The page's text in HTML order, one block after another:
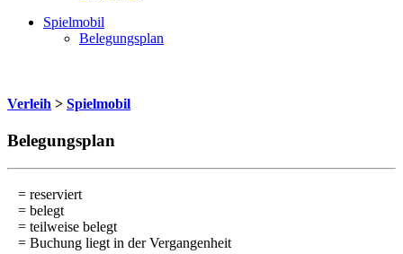
Spielmobil
Belegungsplan
Verleih > Spielmobil
Belegungsplan
= reserviert
= belegt
= teilweise belegt
= Buchung liegt in der Vergangenheit